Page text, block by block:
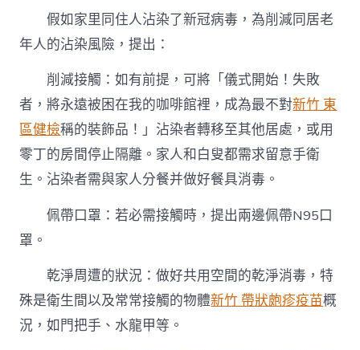
假如家里同住人沾染了新冠病毒，為削減同居老
年人的沾染風險，提出：
削減接觸：如有前提，可將「儀式開始！失敗
者，將永遠被困在我的咖啡館裡，成為最不對新竹 東
區健檢稱的裝飾品！」沾染者轉移至其他居處，或用
零丁的房間停止隔離。家人和白叟都需求留意手衛
生。沾染者需與家人分餐并做好餐具消毒。
佩帶口罩：若必需接觸時，提出兩邊佩帶N95口
罩。
乾淨周遭的狀況：做好共用空間的乾淨消毒，特
殊是衛生間以及常常接觸的物體新竹 帶狀皰疹疫苗概
況，如門把手、水龍甲等。